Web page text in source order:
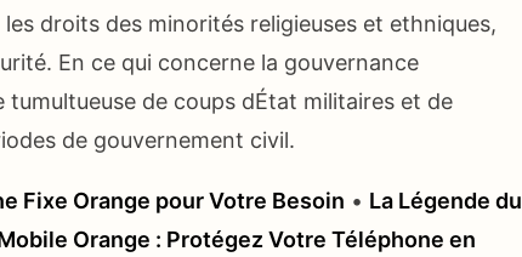
droits des minorités religieuses et ethniques,
En ce qui concerne la gouvernance
de coups dÉtat militaires et de
de gouvernement civil.
Fixe Orange pour Votre Besoin • La Légende du
Orange : Protégez Votre Téléphone en